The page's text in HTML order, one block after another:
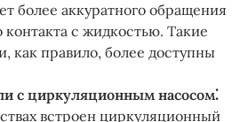
более аккуратного обращения
контакта с жидкостью. Такие
как правило, более доступны
с циркуляционным насосом⁚
встроен циркуляционный